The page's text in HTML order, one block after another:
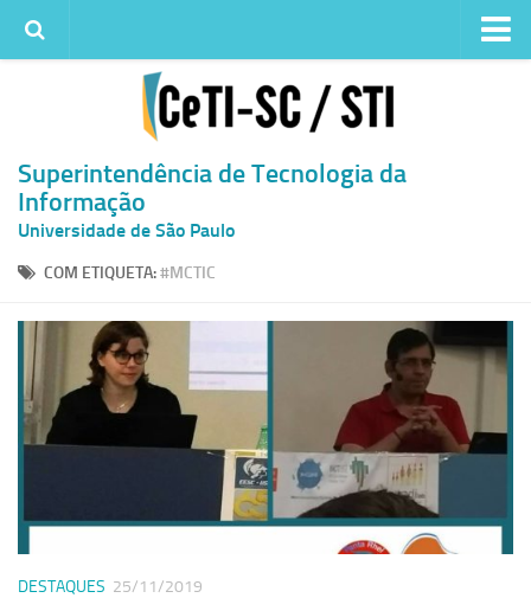
Quem somos
Histórico
Metas e ações
Superintendência de TI
Atendimento
Solicitar um serviço
Atendimento ao Usuário
Serviços
Reserva de espaços físicos
Infraestrutura
Superintendência de Tecnologia da
Informação
Universidade de São Paulo
COM ETIQUETA:#MCTIC
DESTAQUES 25/11/2019